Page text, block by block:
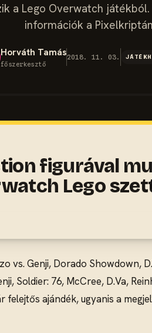
a Lego Overwatch játékból.
információk a
Horváth Tamás
főszerkesztő
2018. 11. 03.
figurával
Lego
vs. Genji, Dorado Showdown,
Soldier: 76, McCree, D.Va,
ajándék, ugyanis a